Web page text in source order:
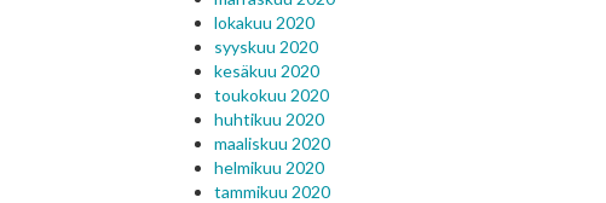
lokakuu 2020
syyskuu 2020
kesäkuu 2020
toukokuu 2020
huhtikuu 2020
maaliskuu 2020
helmikuu 2020
tammikuu 2020